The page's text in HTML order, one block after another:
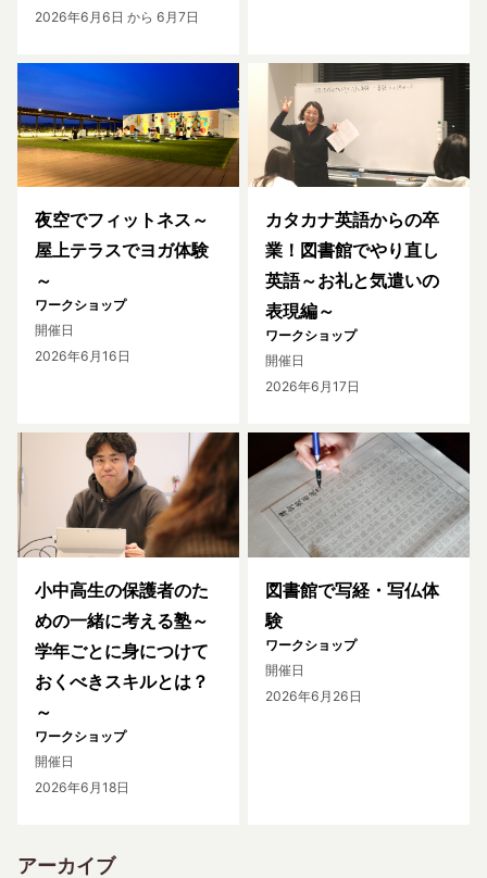
2026年6月6日 から 6月7日
夜空でフィットネス～
屋上テラスでヨガ体験
～
ワークショップ
開催日
2026年6月16日
カタカナ英語からの卒
業！図書館でやり直し
英語～お礼と気遣いの
表現編～
ワークショップ
開催日
2026年6月17日
小中高生の保護者のた
めの一緒に考える塾～
学年ごとに身につけて
おくべきスキルとは？
～
ワークショップ
開催日
2026年6月18日
図書館で写経・写仏体
験
ワークショップ
開催日
2026年6月26日
アーカイブ